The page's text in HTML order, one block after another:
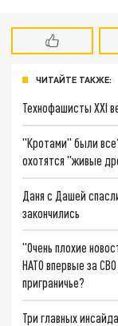
ЧИТАЙТЕ ТАКЖЕ:
Технофашисты XXI
"Кротами" были
охотятся "живые
Даня с Дашей
закончились
"Очень плохие
НАТО впервые за
приграничье?
Три главных